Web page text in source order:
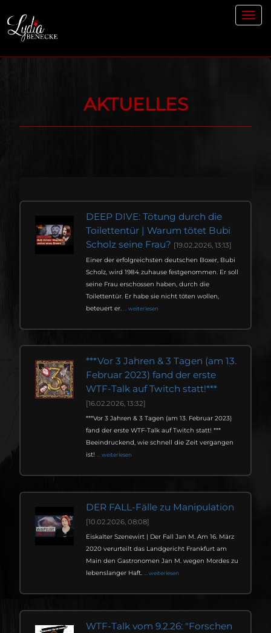
AKTUELLES
DEEP DIVE: Tötung durch die
Toilettentür | Warum tötet Bubi
Scholz seine Frau? [19.02.2026, 13:13]
Einer der erfolgreichsten deutschen Boxer, Bubi
Scholz, wird 1984 zuhause festgenommen. Er soll
seine Frau erschossen haben, durch die
Toilettentür. Er habe sie nicht töten wollen,
beteuert er. ... weiterlesen
***Vor 3 Jahren & 3 Tagen (am 13.
Februar 2023) fand der erste
WTF-Talk auf Twitch statt!***
[16.02.2026, 13:32]
***Vor 3 Jahren & 3 Tagen (am 13. Februar 2023)
fand der erste WTF-Talk auf Twitch statt! ***
Beeindruckend, wie schnell die Zeit vergangen
ist!... weiterlesen
DER FALL-Fälle zu Manipulation
[10.02.2026, 08:08]
Eiskalter Szenewirt | Der Fall Jan M. Am 16. März
2020 verurteilt das Landgericht Frankfurt am
Main den Gastronomen Jan M. wegen Mordes zu
lebenslanger Haft.... weiterlesen
WTF-Talk vom 9.2.26: "Forschen